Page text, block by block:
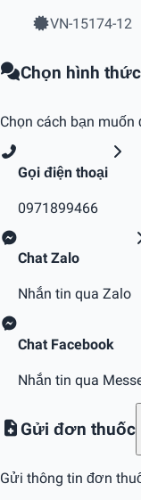
VN-15174-12
Chọn hình
Chọn cách bạn
Gọi điện thoại
0971899466
Chat Zalo
Nhắn tin qua Zalo
Chat Facebook
Nhắn tin qua
Gửi đơn thuốc
Gửi thông tin đơn